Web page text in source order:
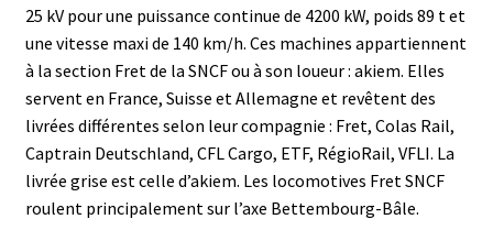
25 kV pour une puissance continue de 4200 kW, poids 89 t et
une vitesse maxi de 140 km/h. Ces machines appartiennent
à la section Fret de la SNCF ou à son loueur : akiem. Elles
servent en France, Suisse et Allemagne et revêtent des
livrées différentes selon leur compagnie : Fret, Colas Rail,
Captrain Deutschland, CFL Cargo, ETF, RégioRail, VFLI. La
livrée grise est celle d’akiem. Les locomotives Fret SNCF
roulent principalement sur l’axe Bettembourg-Bâle.